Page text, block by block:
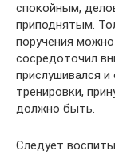
спокойным,
приподнятым.
поручения
сосредоточил
прислушивался и
тренировки,
должно быть.
Следует